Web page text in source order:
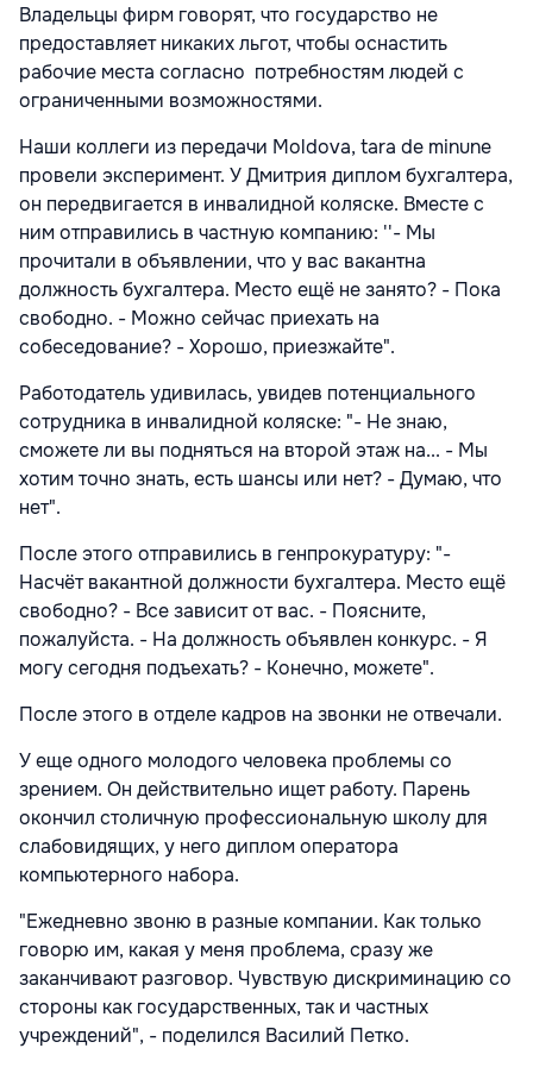
Владельцы фирм говорят, что государство не
предоставляет никаких льгот, чтобы оснастить
рабочие места согласно потребностям людей с
ограниченными возможностями.
Наши коллеги из передачи Moldova, tara de minune
провели эксперимент. У Дмитрия диплом бухгалтера,
он передвигается в инвалидной коляске. Вместе с
ним отправились в частную компанию: ''- Мы
прочитали в объявлении, что у вас вакантна
должность бухгалтера. Место ещё не занято? - Пока
свободно. - Можно сейчас приехать на
собеседование? - Хорошо, приезжайте".
Работодатель удивилась, увидев потенциального
сотрудника в инвалидной коляске: "- Не знаю,
сможете ли вы подняться на второй этаж на... - Мы
хотим точно знать, есть шансы или нет? - Думаю, что
нет".
После этого отправились в генпрокуратуру: "-
Насчёт вакантной должности бухгалтера. Место ещё
свободно? - Все зависит от вас. - Поясните,
пожалуйста. - На должность объявлен конкурс. - Я
могу сегодня подъехать? - Конечно, можете".
После этого в отделе кадров на звонки не отвечали.
У еще одного молодого человека проблемы со
зрением. Он действительно ищет работу. Парень
окончил столичную профессиональную школу для
слабовидящих, у него диплом оператора
компьютерного набора.
"Ежедневно звоню в разные компании. Как только
говорю им, какая у меня проблема, сразу же
заканчивают разговор. Чувствую дискриминацию со
стороны как государственных, так и частных
учреждений", - поделился Василий Петко.